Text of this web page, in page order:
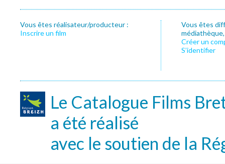
Vous êtes réalisateur/producteur :
Inscrire un film
Vous êtes
Créer un
S’identifier
Le Catalogue Films
a été réalisé
avec le soutien de la